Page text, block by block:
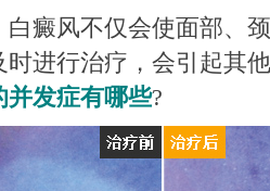
白癜风不仅会使面部、
进行治疗，会引起其
并发症有哪些?